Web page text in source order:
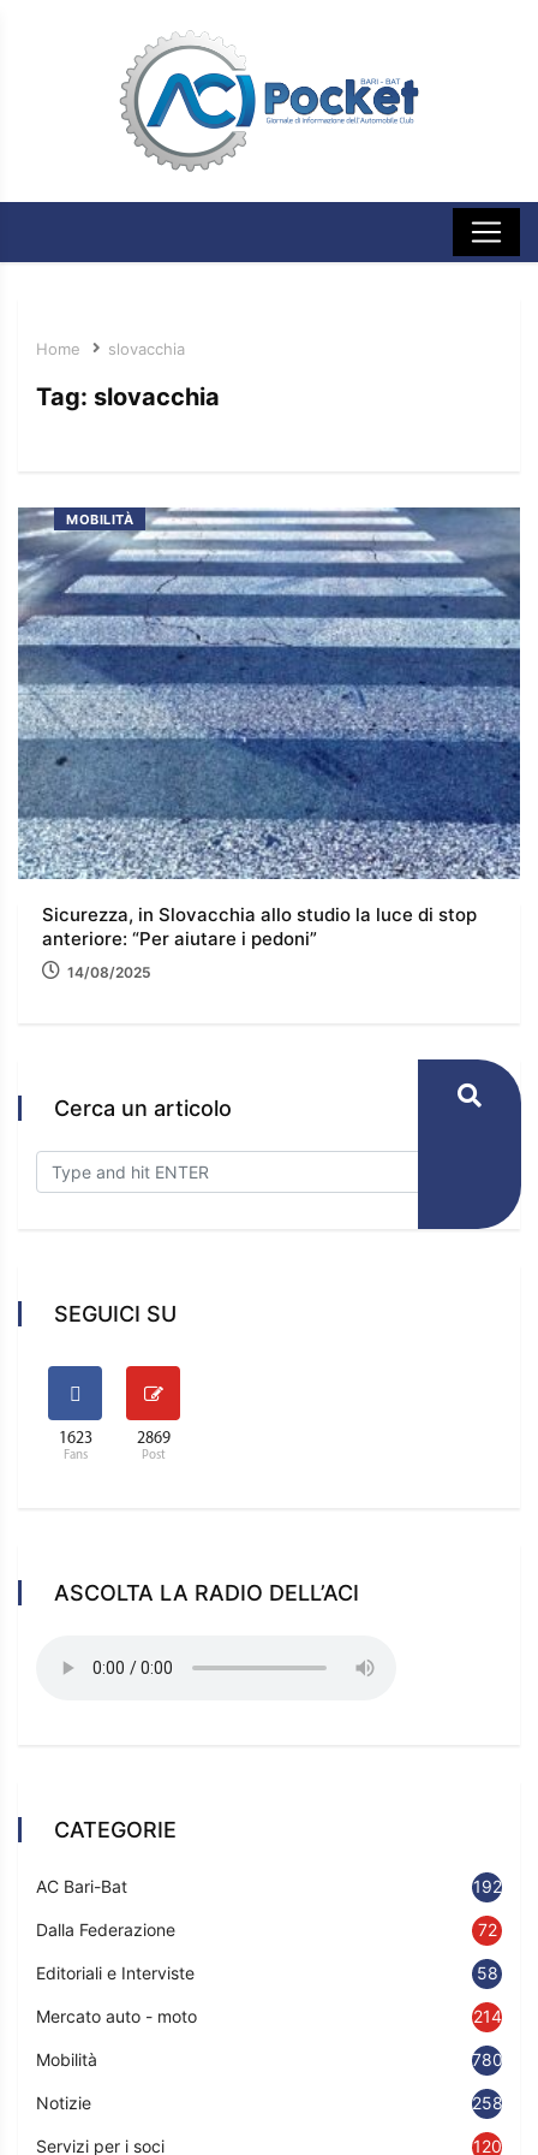
Home slovacchia
Tag: slovacchia
MOBILITÀ
Sicurezza, in Slovacchia allo studio la luce di stop
anteriore: “Per aiutare i pedoni”
14/08/2025
Cerca un articolo
SEGUICI SU
1623
Fans
2869
Post
ASCOLTA LA RADIO DELL’ACI
CATEGORIE
AC Bari-Bat 192
Dalla Federazione 72
Editoriali e Interviste 58
Mercato auto - moto 214
Mobilità 780
Notizie 2583
Servizi per i soci 120